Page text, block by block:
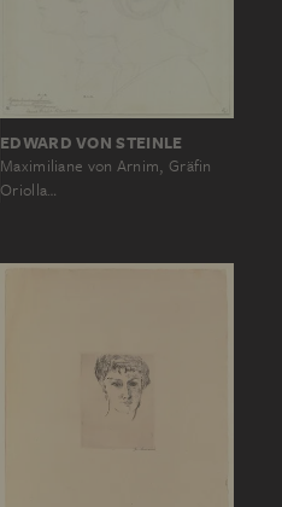
EDWARD VON STEINLE
Maximiliane von Arnim, Gräfin
Oriolla…